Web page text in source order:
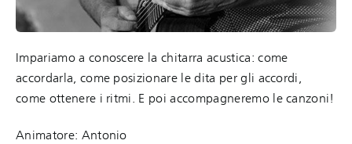
Impariamo a conoscere la chitarra acustica: come
accordarla, come posizionare le dita per gli accordi,
come ottenere i ritmi. E poi accompagneremo le canzoni!
Animatore: Antonio